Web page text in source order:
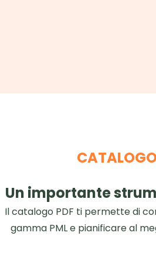
Un importante
Il catalogo PDF ti permette di
gamma PML e pianificare al